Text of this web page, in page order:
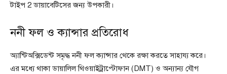
টাইপ 2 ডায়াবেটিসের জন্য উপকারী।
ননী ফল ও ক্যান্সার প্রতিরোধ
অ্যান্টিঅক্সিডেন্ট সমৃদ্ধ ননী ফল ক্যান্সার থেকে রক্ষা করতে সাহায্য করে।
এর মধ্যে থাকা ডায়ালিল থিওয়াইট্রাপ্টোফান (DMT) ও অন্যান্য যৌগ